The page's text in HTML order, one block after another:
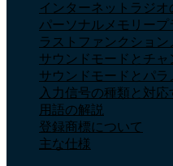
インターネットラジオ
パーソナルメモリープ
ラストファンクション
サウンドモードとチ
サウンドモードとパ
入力信号の種類と対
用語の解説
登録商標について
主な仕様